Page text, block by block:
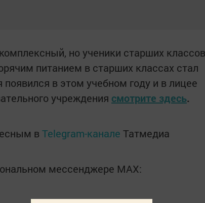
но ученики старших классов
питанием в старших классах стал
в этом учебном году и в лицее
учреждения смотрите здесь.
в Telegram-канале Татмедиа
мессенджере MАХ: